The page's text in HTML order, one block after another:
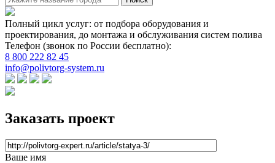
Полный цикл услуг: от подбора оборудования и
проектирования, до монтажа и обслуживания систем полива
Телефон (звонок по России бесплатно):
8 800 222 82 45
info@polivtorg-system.ru
Заказать проект
Ваше имя